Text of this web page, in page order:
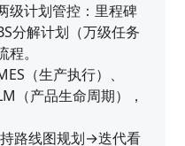
级计划管控：里程碑
分解计划（万级任务
。
（生产执行）、
（产品生命周期），
持路线图规划→迭代看